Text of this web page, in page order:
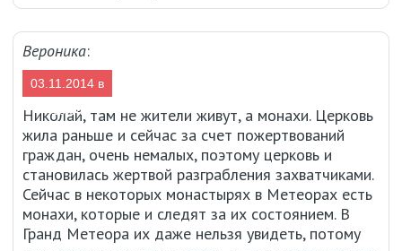
Вероника:
03.11.2014 в
16:04
Николай, там не жители живут, а монахи. Церковь
жила раньше и сейчас за счет пожертвований
граждан, очень немалых, поэтому церковь и
становилась жертвой разграбления захватчиками.
Сейчас в некоторых монастырях в Метеорах есть
монахи, которые и следят за их состоянием. В
Гранд Метеора их даже нельзя увидеть, потому